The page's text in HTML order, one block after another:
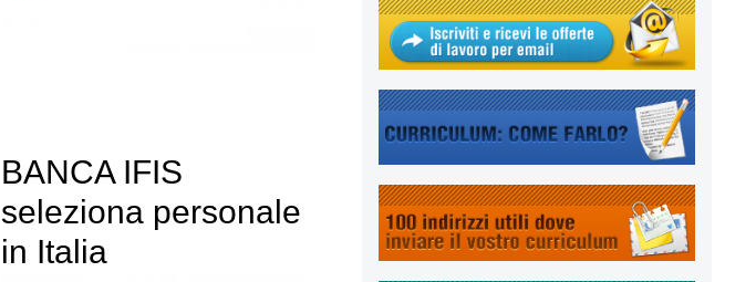
BANCA IFIS
seleziona personale
in Italia